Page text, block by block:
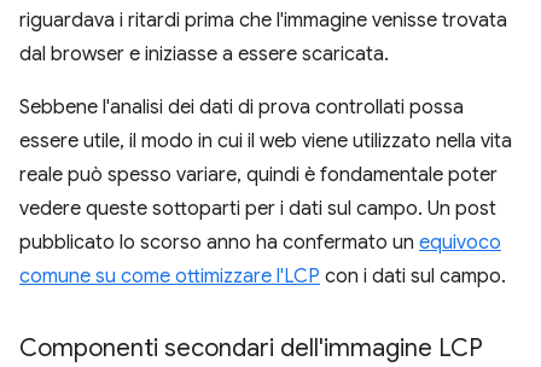
riguardava i ritardi prima che l'immagine venisse trovata
dal browser e iniziasse a essere scaricata.
Sebbene l'analisi dei dati di prova controllati possa
essere utile, il modo in cui il web viene utilizzato nella vita
reale può spesso variare, quindi è fondamentale poter
vedere queste sottoparti per i dati sul campo. Un post
pubblicato lo scorso anno ha confermato un equivoco
comune su come ottimizzare l'LCP con i dati sul campo.
Componenti secondari dell'immagine LCP